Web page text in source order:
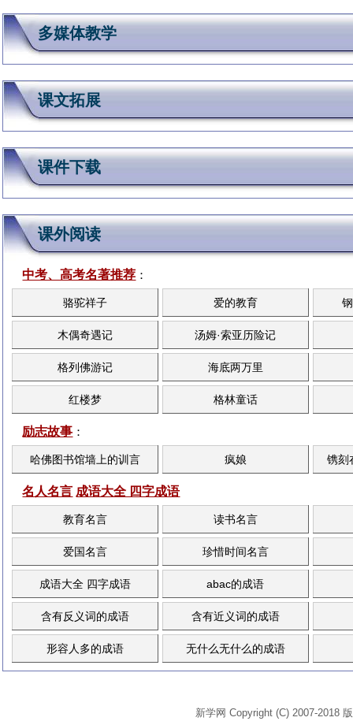
多媒体教学
课文拓展
课件下载
课外阅读
中考、高考名著推荐 ：
骆驼祥子 爱的教育
木偶奇遇记 汤姆·索亚历险记
格列佛游记 海底两万里
红楼梦 格林童话
励志故事 ：
哈佛图书馆墙上的训言 疯娘 镌刻
名人名言 成语大全 四字成语
教育名言 读书名言
爱国名言 珍惜时间名言
成语大全 四字成语 abac的成语
含有反义词的成语 含有近义词的成语
形容人多的成语 无什么无什么的成语
新学网 Copyright (C) 2007-2018